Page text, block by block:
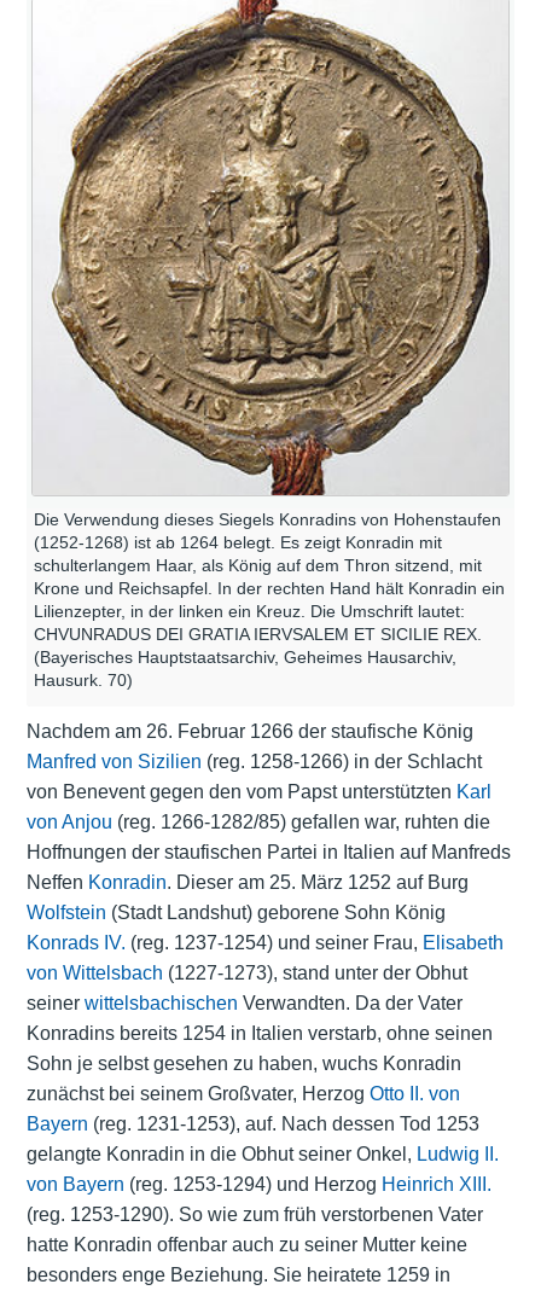
Die Verwendung dieses Siegels Konradins von Hohenstaufen
(1252-1268) ist ab 1264 belegt. Es zeigt Konradin mit
schulterlangem Haar, als König auf dem Thron sitzend, mit
Krone und Reichsapfel. In der rechten Hand hält Konradin ein
Lilienzepter, in der linken ein Kreuz. Die Umschrift lautet:
CHVUNRADUS DEI GRATIA IERVSALEM ET SICILIE REX.
(Bayerisches Hauptstaatsarchiv, Geheimes Hausarchiv,
Hausurk. 70)
Nachdem am 26. Februar 1266 der staufische König
Manfred von Sizilien (reg. 1258-1266) in der Schlacht
von Benevent gegen den vom Papst unterstützten Karl
von Anjou (reg. 1266-1282/85) gefallen war, ruhten die
Hoffnungen der staufischen Partei in Italien auf Manfreds
Neffen Konradin. Dieser am 25. März 1252 auf Burg
Wolfstein (Stadt Landshut) geborene Sohn König
Konrads IV. (reg. 1237-1254) und seiner Frau, Elisabeth
von Wittelsbach (1227-1273), stand unter der Obhut
seiner wittelsbachischen Verwandten. Da der Vater
Konradins bereits 1254 in Italien verstarb, ohne seinen
Sohn je selbst gesehen zu haben, wuchs Konradin
zunächst bei seinem Großvater, Herzog Otto II. von
Bayern (reg. 1231-1253), auf. Nach dessen Tod 1253
gelangte Konradin in die Obhut seiner Onkel, Ludwig II.
von Bayern (reg. 1253-1294) und Herzog Heinrich XIII.
(reg. 1253-1290). So wie zum früh verstorbenen Vater
hatte Konradin offenbar auch zu seiner Mutter keine
besonders enge Beziehung. Sie heiratete 1259 in